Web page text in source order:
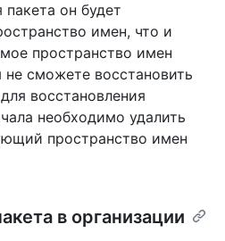
он будет
имен, что и
пространство имен
не сможете восстановить
восстановления
необходимо удалить
пространство имен
в организации